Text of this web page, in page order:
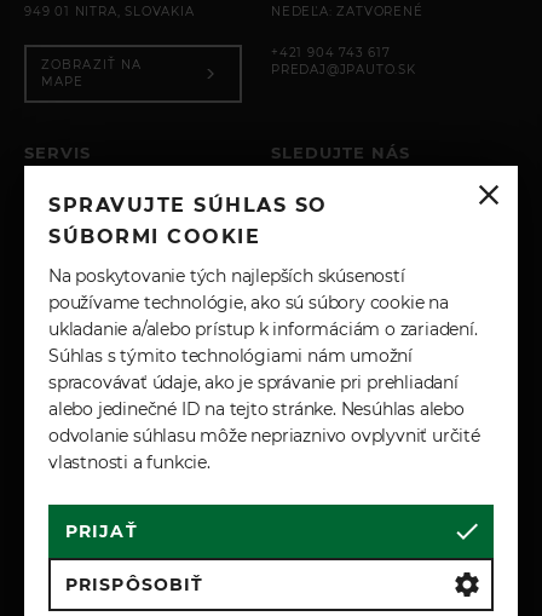
SPRAVUJTE SÚHLAS SO
SÚBORMI COOKIE
Na poskytovanie tých najlepších skúseností
používame technológie, ako sú súbory cookie na
ukladanie a/alebo prístup k informáciám o zariadení.
Súhlas s týmito technológiami nám umožní
spracovávať údaje, ako je správanie pri prehliadaní
alebo jedinečné ID na tejto stránke. Nesúhlas alebo
odvolanie súhlasu môže nepriaznivo ovplyvniť určité
vlastnosti a funkcie.
PRIJAŤ
PRISPÔSOBIŤ
949 01 NITRA, SLOVAKIA
ZOBRAZIŤ NA
MAPE
NEDEĽA: ZATVORENÉ
+421 904 743 617
PREDAJ@JPAUTO.SK
SERVIS
PO – PIA: 8:00 - 17:00
SOBOTA: ZATVORENÉ
NEDEĽA: ZATVORENÉ
+421 904 743 617
SERVIS@JPAUTO.SK
SLEDUJTE NÁS
FACEBOOK
LINKEDIN
YOUTUBE